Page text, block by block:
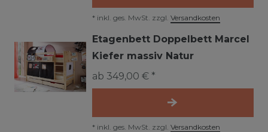
* inkl. ges. MwSt. zzgl. Versandkosten
Etagenbett Doppelbett Marcel
Kiefer massiv Natur
ab 349,00 € *
* inkl. ges. MwSt. zzgl. Versandkosten